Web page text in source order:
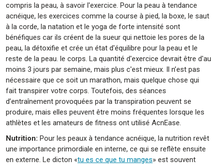
compris la peau, à savoir l'exercice. Pour la peau à tendance
acnéique, les exercices comme la course à pied, la boxe, le saut
à la corde, la natation et le yoga de forte intensité sont
bénéfiques car ils créent de la sueur qui nettoie les pores de la
peau, la détoxifie et crée un état d'équilibre pour la peau et le
reste de la peau. le corps. La quantité d'exercice devrait être d'au
moins 3 jours par semaine, mais plus c'est mieux. Il n’est pas
nécessaire que ce soit un marathon, mais quelque chose qui
fait transpirer votre corps. Toutefois, des séances
d’entraînement provoquées par la transpiration peuvent se
produire, mais elles peuvent être moins fréquentes lorsque les
athlètes et les amateurs de fitness ont utilisé AcnEase.
Nutrition: Pour les peaux à tendance acnéique, la nutrition revêt
une importance primordiale en interne, ce qui se reflète ensuite
en externe. Le dicton «tu es ce que tu manges» est souvent